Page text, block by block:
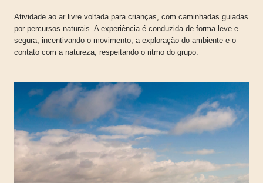
Atividade ao ar livre voltada para crianças, com caminhadas guiadas
por percursos naturais. A experiência é conduzida de forma leve e
segura, incentivando o movimento, a exploração do ambiente e o
contato com a natureza, respeitando o ritmo do grupo.